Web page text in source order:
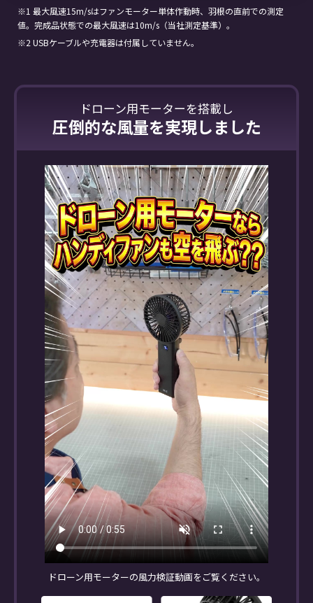
※1 最大風速15m/sはファンモーター単体作動時、羽根の直前での測定
値。完成品状態での最大風速は10m/s（当社測定基準）。
※2 USBケーブルや充電器は付属していません。
ドローン用モーターを搭載し
圧倒的な風量を実現しました
ドローン用モーターの風力検証動画をご覧ください。